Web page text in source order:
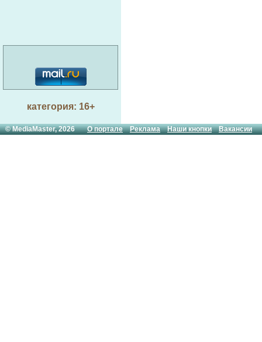
категория: 16+
© MediaMaster, 2026О портале Реклама Наши кнопки Вакансии